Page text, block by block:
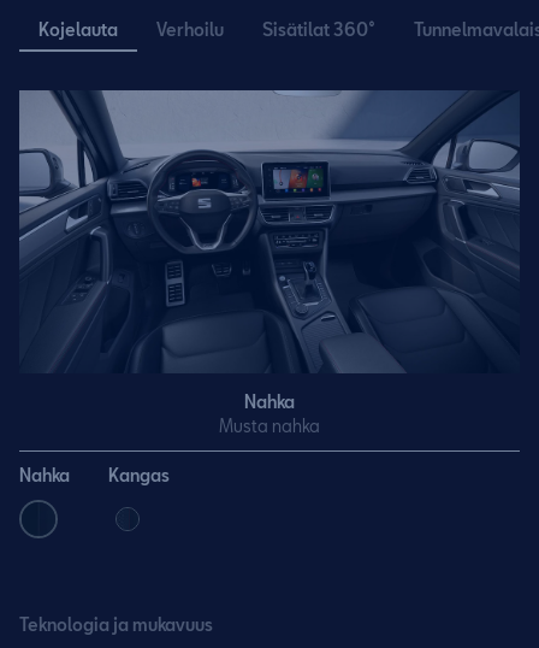
Kojelauta Verhoilu Sisätilat 360°
Nahka
Musta nahka
Nahka Kangas
Teknologia ja mukavuus